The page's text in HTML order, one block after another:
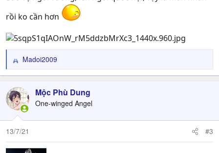
rồi ko cần hơn
R
e
c
t
i
o
n
:
Madoi2009
Mộc Phù Dung
One-winged Angel
13/7/21 #3